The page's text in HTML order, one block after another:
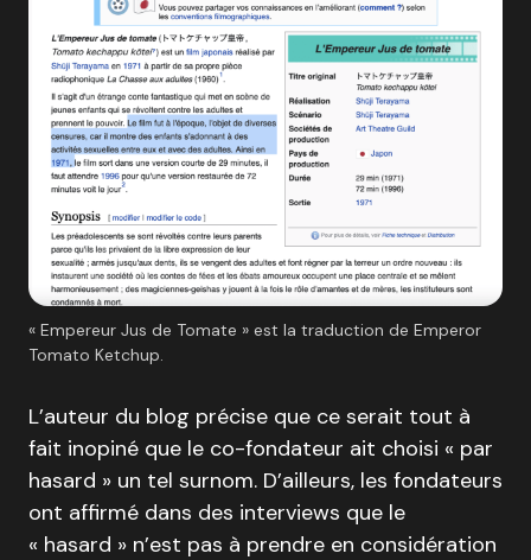
« Empereur Jus de Tomate » est la traduction de Emperor
Tomato Ketchup.
L’auteur du blog précise que ce serait tout à
fait inopiné que le co-fondateur ait choisi « par
hasard » un tel surnom. D’ailleurs, les fondateurs
ont affirmé dans des interviews que le
« hasard » n’est pas à prendre en considération